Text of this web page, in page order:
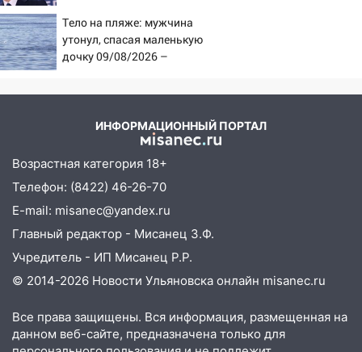
16:38
Прогноз погоды в Ульяновской
области на 9 августа
16:34
Из-за мощной непогоды в
Мелекесский район первым в
Ульяновской области намолотил более
100 тысяч тонн зерна
15:17
В колледжи и техникумы
Ульяновской области подали более 10
тысяч заявлений
15:04 Фоторепортаж с улиц Ульяновска
после шторма: поваленные деревья и
14:28 Ураган вырвал остановку на улице
Деева в Заволжье
Тело на пляже: мужчина
утонул, спасая маленькую
дочку 09/08/2026 –
ИНФОРМАЦИОННЫЙ ПОРТАЛ
Возрастная категория 18+
Телефон: (8422) 46-26-70
E-mail: misanec@yandex.ru
Главный редактор - Мисанец З.Ф.
Учредитель - ИП Мисанец Р.Р.
© 2014-2026 Новости Ульяновска онлайн misanec.ru
Все права защищены. Вся информация, размещенная на
данном веб-сайте, предназначена только для